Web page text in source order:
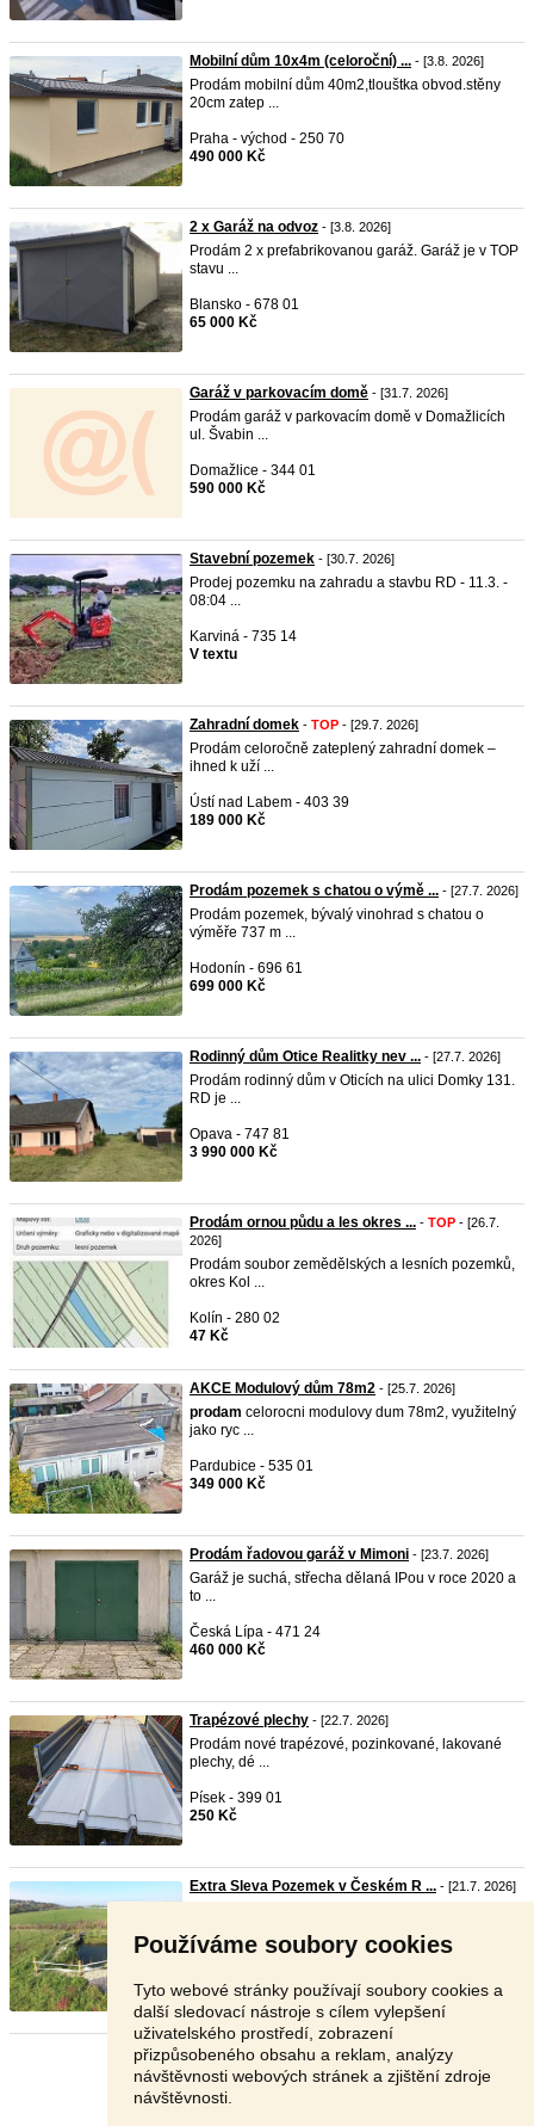
Používáme soubory cookies
Tyto webové stránky používají soubory cookies a
další sledovací nástroje s cílem vylepšení
uživatelského prostředí, zobrazení
přizpůsobeného obsahu a reklam, analýzy
návštěvnosti webových stránek a zjištění zdroje
návštěvnosti.
Mobilní dům 10x4m (celoroční) ... - [3.8. 2026]
Prodám mobilní dům 40m2,tlouštka obvod.stěny
20cm zatep ...
Praha - východ - 250 70
490 000 Kč
2 x Garáž na odvoz - [3.8. 2026]
Prodám 2 x prefabrikovanou garáž. Garáž je v TOP
stavu ...
Blansko - 678 01
65 000 Kč
Garáž v parkovacím domě - [31.7. 2026]
Prodám garáž v parkovacím domě v Domažlicích
ul. Švabin ...
Domažlice - 344 01
590 000 Kč
Stavební pozemek - [30.7. 2026]
Prodej pozemku na zahradu a stavbu RD - 11.3. -
08:04 ...
Karviná - 735 14
V textu
Zahradní domek - TOP - [29.7. 2026]
Prodám celoročně zateplený zahradní domek –
ihned k uží ...
Ústí nad Labem - 403 39
189 000 Kč
Prodám pozemek s chatou o výmě ... - [27.7. 2026]
Prodám pozemek, bývalý vinohrad s chatou o
výměře 737 m ...
Hodonín - 696 61
699 000 Kč
Rodinný dům Otice Realitky nev ... - [27.7. 2026]
Prodám rodinný dům v Oticích na ulici Domky 131.
RD je ...
Opava - 747 81
3 990 000 Kč
Prodám ornou půdu a les okres ... - TOP - [26.7.
2026]
Prodám soubor zemědělských a lesních pozemků,
okres Kol ...
Kolín - 280 02
47 Kč
AKCE Modulový dům 78m2 - [25.7. 2026]
prodam celorocni modulovy dum 78m2, využitelný
jako ryc ...
Pardubice - 535 01
349 000 Kč
Prodám řadovou garáž v Mimoni - [23.7. 2026]
Garáž je suchá, střecha dělaná IPou v roce 2020 a
to ...
Česká Lípa - 471 24
460 000 Kč
Trapézové plechy - [22.7. 2026]
Prodám nové trapézové, pozinkované, lakované
plechy, dé ...
Písek - 399 01
250 Kč
Extra Sleva Pozemek v Českém R ... - [21.7. 2026]
599 Kč
Stránka: 1 2 3 Další